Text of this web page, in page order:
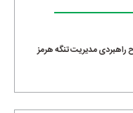
راهبردی مدیریت تنگه هرمز